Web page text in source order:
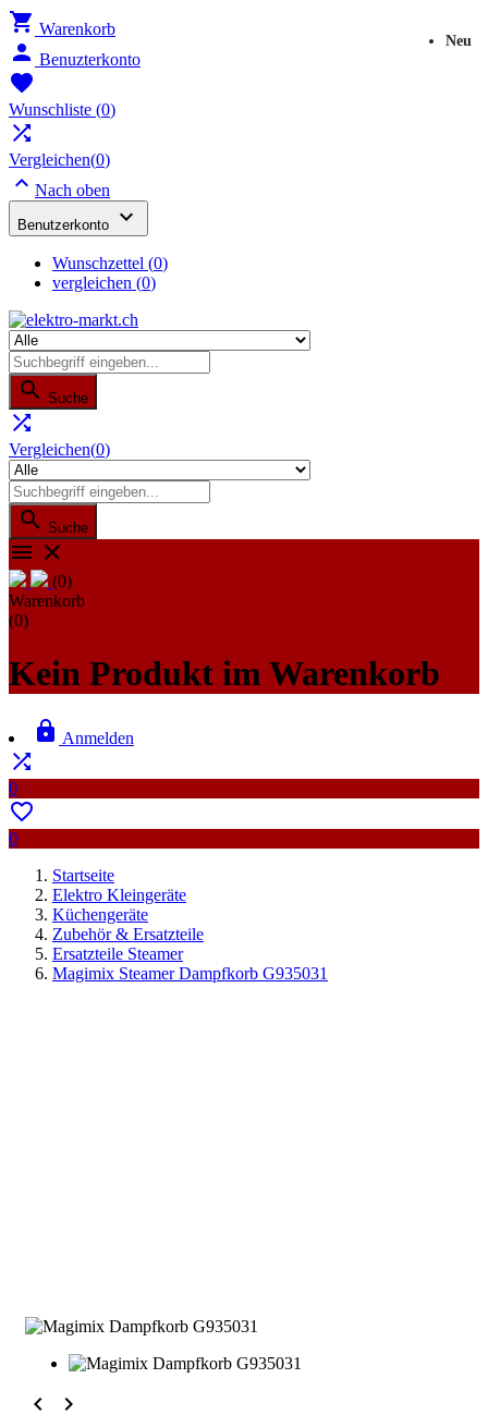
 Warenkorb
 Benuzterkonto

Wunschliste (0)

Vergleichen(0)
 Nach oben
Benutzerkonto 
Wunschzettel (0)
vergleichen (0)
 Suche

Vergleichen(0)
 Suche
 
(0)
Warenkorb
(0)
Kein Produkt im Warenkorb
 Anmelden

0

0
Startseite
Elektro Kleingeräte
Küchengeräte
Zubehör & Ersatzteile
Ersatzteile Steamer
Magimix Steamer Dampfkorb G935031
Neu
 